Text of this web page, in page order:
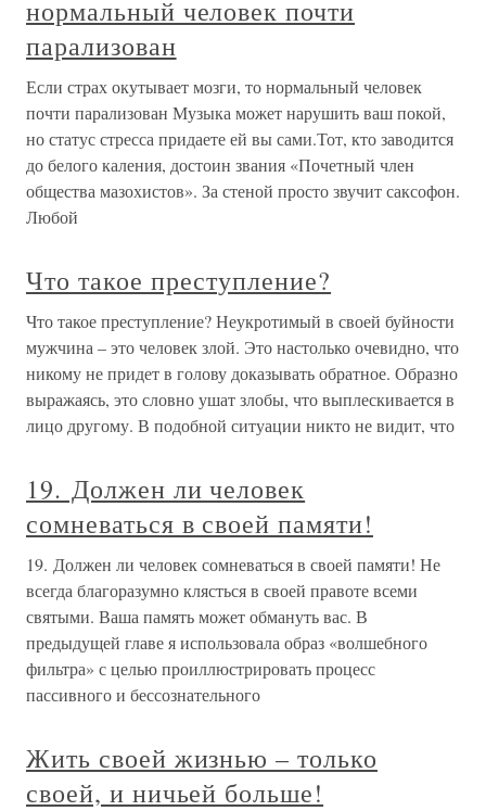
нормальный человек почти
парализован
Если страх окутывает мозги, то нормальный человек
почти парализован Музыка может нарушить ваш покой,
но статус стресса придаете ей вы сами.Тот, кто заводится
до белого каления, достоин звания «Почетный член
общества мазохистов». За стеной просто звучит саксофон.
Любой
Что такое преступление?
Что такое преступление? Неукротимый в своей буйности
мужчина – это человек злой. Это настолько очевидно, что
никому не придет в голову доказывать обратное. Образно
выражаясь, это словно ушат злобы, что выплескивается в
лицо другому. В подобной ситуации никто не видит, что
19. Должен ли человек
сомневаться в своей памяти!
19. Должен ли человек сомневаться в своей памяти! Не
всегда благоразумно клясться в своей правоте всеми
святыми. Ваша память может обмануть вас. В
предыдущей главе я использовала образ «волшебного
фильтра» с целью проиллюстрировать процесс
пассивного и бессознательного
Жить своей жизнью – только
своей, и ничьей больше!